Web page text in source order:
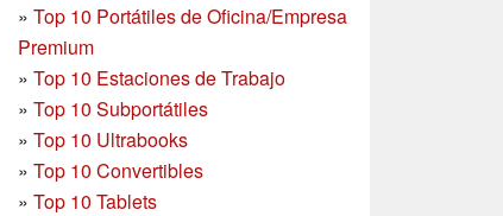
» Top 10 Portátiles de Oficina/Empresa
Premium
» Top 10 Estaciones de Trabajo
» Top 10 Subportátiles
» Top 10 Ultrabooks
» Top 10 Convertibles
» Top 10 Tablets